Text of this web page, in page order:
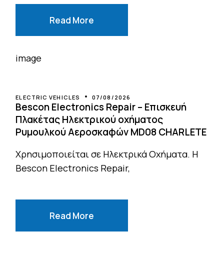
Read More
ELECTRIC VEHICLES 07/08/2026
Bescon Electronics Repair – Επισκευή
Πλακέτας Ηλεκτρικού οχήματος
Ρυμουλκού Αεροσκαφών MD08 CHARLETE
Χρησιμοποιείται σε Ηλεκτρικά Οχήματα. Η
Bescon Electronics Repair,
Read More